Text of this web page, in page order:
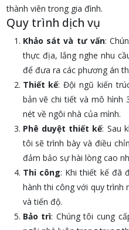
thành viên trong gia đình.
Quy trình dịch vụ
Khảo sát và tư vấn:
thực địa, lắng nghe nhu
để đưa ra các phương án
Thiết kế: Đội ngũ kiến
bản vẽ chi tiết và mô hình
nét về ngôi nhà của mình.
Phê duyệt thiết kế: Sau
tôi sẽ trình bày và điều
đảm bảo sự hài lòng cao
Thi công: Khi thiết kế đã
hành thi công với quy trình
và tiến độ.
Bảo trì: Chúng tôi cung